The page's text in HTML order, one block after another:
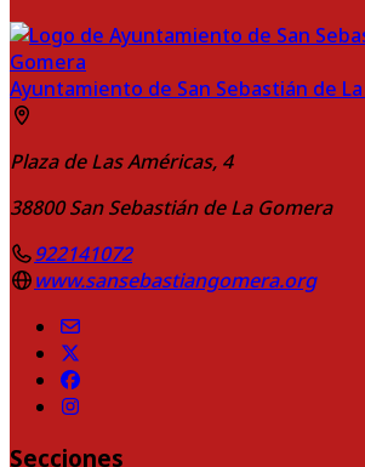
Ayuntamiento de San Sebastián de
Plaza de Las Américas, 4
38800 San Sebastián de La Gomera
922141072
www.sansebastiangomera.org
Secciones